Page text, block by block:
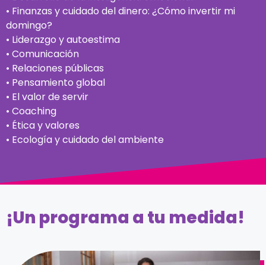
• Finanzas y cuidado del dinero: ¿Cómo invertir mi
domingo?
• Liderazgo y autoestima
• Comunicación
• Relaciones públicas
• Pensamiento global
• El valor de servir
• Coaching
• Ética y valores
• Ecología y cuidado del ambiente
¡Un programa a tu medida!